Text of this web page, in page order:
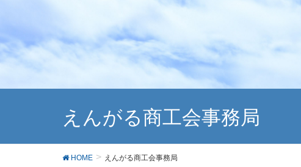
えんがる商工会事務局
HOME えんがる商工会事務局